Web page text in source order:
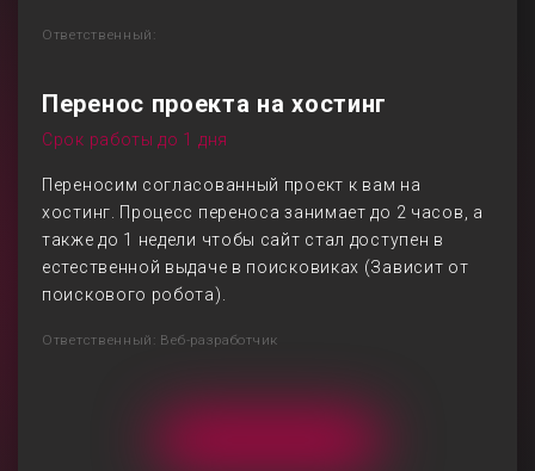
Ответственный:
Перенос проекта на хостинг
Срок работы до 1 дня
Переносим согласованный проект к вам на
хостинг. Процесс переноса занимает до 2 часов, а
также до 1 недели чтобы сайт стал доступен в
естественной выдаче в поисковиках (Зависит от
поискового робота).
Ответственный: Веб-разработчик